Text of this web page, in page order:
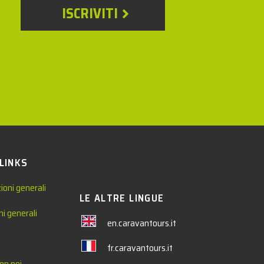
ISCRIVITI
generali
generali
LE ALTRE LINGUE
en.caravantours.it
fr.caravantours.it